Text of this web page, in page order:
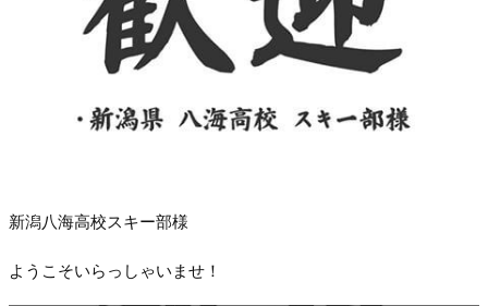
新潟八海高校スキー部様
ようこそいらっしゃいませ！